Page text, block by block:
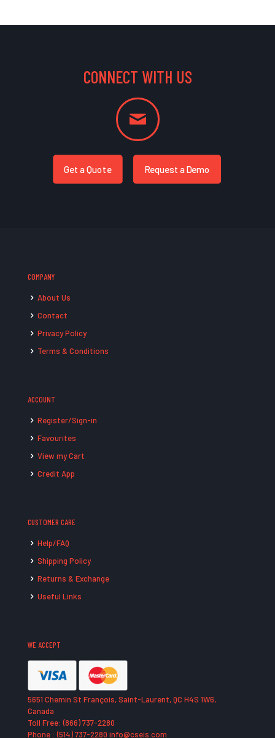
CONNECT WITH US
Get a Quote Request a Demo
COMPANY
About Us
Contact
Privacy Policy
Terms & Conditions
ACCOUNT
Register/Sign-in
Favourites
View my Cart
Credit App
CUSTOMER CARE
Help/FAQ
Shipping Policy
Returns & Exchange
Useful Links
WE ACCEPT
5651 Chemin St François, Saint-Laurent, QC H4S 1W6,
Canada
Toll Free: (866) 737-2280
Phone : (514) 737-2280 info@cseis.com